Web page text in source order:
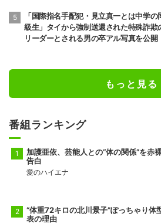
「国際指名手配犯・見立真一とは中学の
級生」タイから強制送還された特殊詐欺
リーダーとされる男の卒アル写真を公開
もっと見る
番組ランキング
加護亜依、芸能人との“体の関係”を赤
告白
愛のハイエナ
“体重72キロの北川景子”ぽっちゃり体
表の理由